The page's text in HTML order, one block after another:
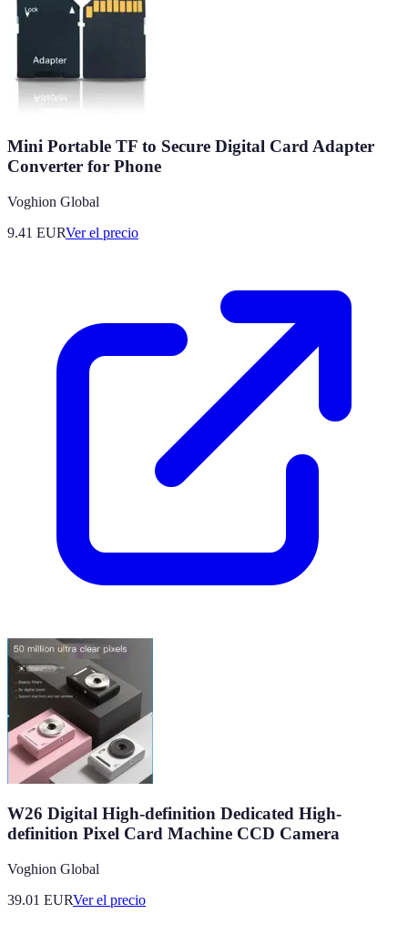
Mini Portable TF to Secure Digital Card Adapter
Converter for Phone
Voghion Global
9.41 EURVer el precio
W26 Digital High-definition Dedicated High-
definition Pixel Card Machine CCD Camera
Voghion Global
39.01 EURVer el precio